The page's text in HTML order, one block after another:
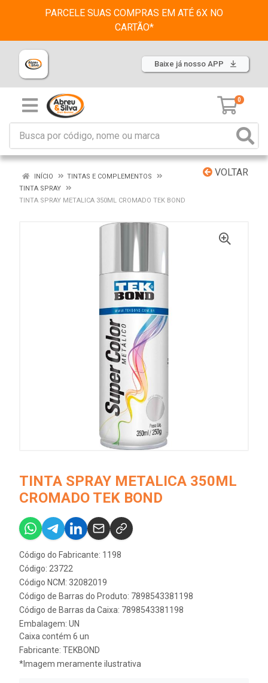
PARCELE SUAS COMPRAS EM ATÉ 6X NO
CARTÃO*
Baixe já nosso APP
0
VOLTAR
INÍCIO
TINTAS E COMPLEMENTOS
TINTA SPRAY
TINTA SPRAY METALICA 350ML CROMADO TEK BOND
TINTA SPRAY METALICA 350ML
CROMADO TEK BOND
Código do Fabricante: 1198
Código: 23722
Código NCM: 32082019
Código de Barras do Produto: 7898543381198
Código de Barras da Caixa: 7898543381198
Embalagem: UN
Caixa contém 6 un
Fabricante: TEKBOND
*Imagem meramente ilustrativa